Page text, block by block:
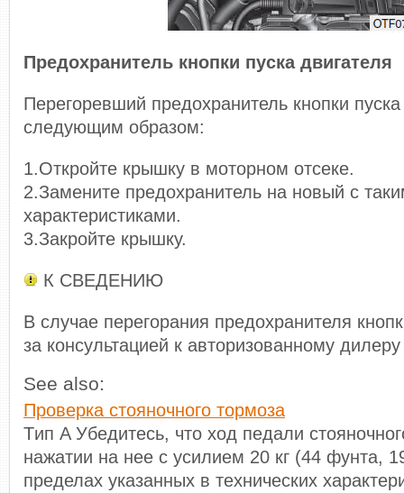
Предохранитель кнопки пуска двигателя
Перегоревший предохранитель кнопки
следующим образом:
1.Откройте крышку в моторном отсеке.
2.Замените предохранитель на новый с
характеристиками.
3.Закройте крышку.
К СВЕДЕНИЮ
В случае перегорания предохранителя
за консультацией к авторизованному
See also:
Проверка стояночного тормоза
Tип A Убедитесь, что ход педали
нажатии на нее с усилием 20 кг (44 фунта,
пределах указанных в технических